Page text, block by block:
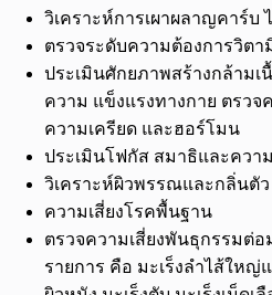
วิเคราะห์การเผาผลาญคาร์บ
ตรวจระดับความต้องการวิตา
ประเมินศักยภาพสร้างกล้ามเ
ความ แข็งแรงทางกาย ตรวจ
ความเครียด และฮอร์โมน
ประเมินโฟกัส สมาธิและควา
วิเคราะห์ผิวพรรณและกลิ่นตัว
ความเสี่ยงโรคพื้นฐาน
ตรวจความเสี่ยงพันธุกรรมต่อ
รายการ คือ มะเร็งลำไส้ใหญ่